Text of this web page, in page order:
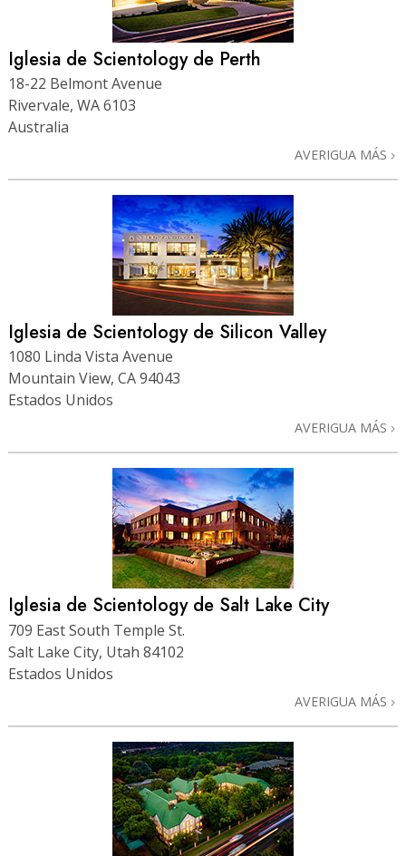
Iglesia de Scientology de Perth
18-22 Belmont Avenue
Rivervale, WA 6103
Australia
AVERIGUA MÁS
Iglesia de Scientology de Silicon Valley
1080 Linda Vista Avenue
Mountain View, CA 94043
Estados Unidos
AVERIGUA MÁS
Iglesia de Scientology de Salt Lake City
709 East South Temple St.
Salt Lake City, Utah 84102
Estados Unidos
AVERIGUA MÁS